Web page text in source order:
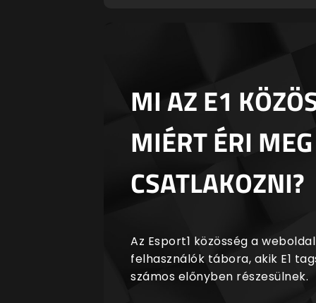
MI AZ E1
MIÉRT ÉRI MEG
CSATLAKOZNI?
Az Esport1 közösség a
felhasználók tábora, akik E1
számos előnyben részesülnek.